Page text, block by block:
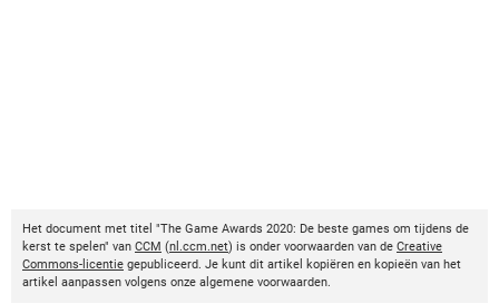
Het document met titel "The Game Awards 2020: De beste games om tijdens de
kerst te spelen" van CCM (nl.ccm.net) is onder voorwaarden van de Creative
Commons-licentie gepubliceerd. Je kunt dit artikel kopiëren en kopieën van het
artikel aanpassen volgens onze algemene voorwaarden.